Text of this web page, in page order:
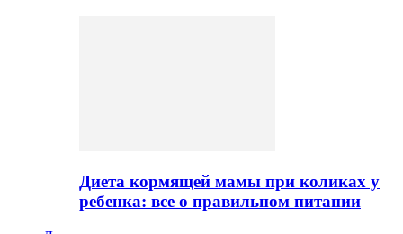
Диета кормящей мамы при коликах у
ребенка: все о правильном питании